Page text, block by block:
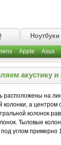
Ноутбуки
Apple Asus
акустику
на
а центром
колонок
Тыловые
углом примерно